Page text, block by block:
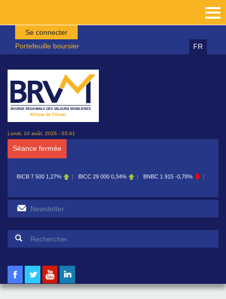
Aller au contenu principal
Se connecter
Portefeuille boursier
FR
Lundi, 10 août, 2026 - 03:41
Séance fermée
BICB 7 500 1,27% BICC 29 000 0,34% BNBC 1 915 -0,78%
Formulaire de recherche